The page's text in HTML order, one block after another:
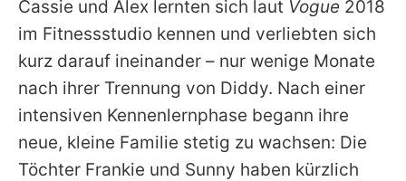
Cassie und Alex lernten sich laut Vogue 2018
im Fitnessstudio kennen und verliebten sich
kurz darauf ineinander – nur wenige Monate
nach ihrer Trennung von Diddy. Nach einer
intensiven Kennenlernphase begann ihre
neue, kleine Familie stetig zu wachsen: Die
Töchter Frankie und Sunny haben kürzlich